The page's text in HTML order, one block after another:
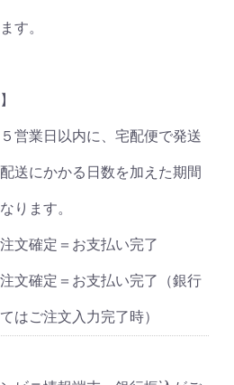
す。
営業日以内に、宅配便で発送
送にかかる日数を加えた期間
ります。
文確定＝お支払い完了
文確定＝お支払い完了（銀行
はご注文入力完了時）